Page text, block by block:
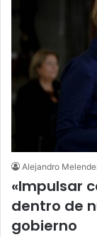
Alejandro
«Impulsar
dentro de
gobierno